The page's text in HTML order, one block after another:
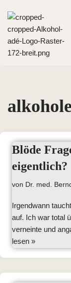
Zum
Inhalt
springen
Blöde
eigentlich?
von Dr. med.
Irgendwann
auf. Ich war total
verneinte und
lesen »